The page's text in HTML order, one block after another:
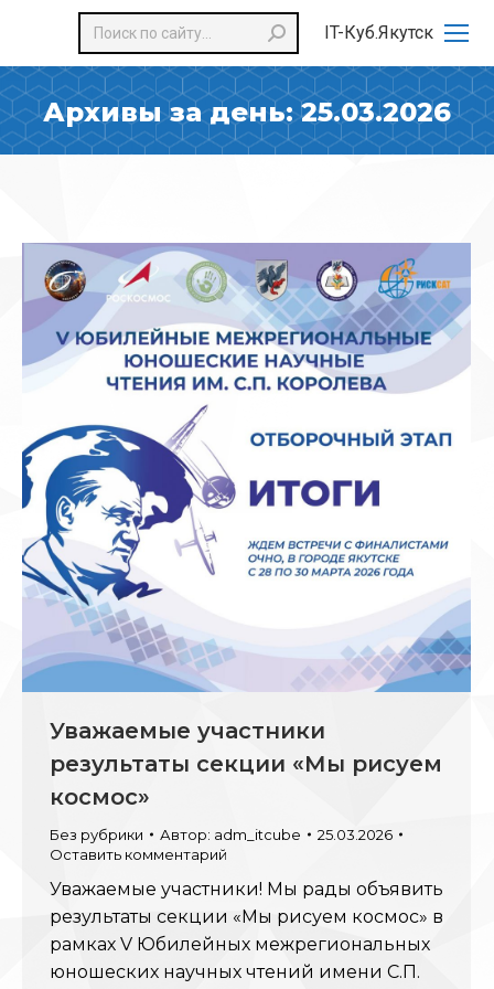
IT-Куб.Якутск
Поиск:
Архивы за день:25.03.2026
Уважаемые участники
результаты секции «Мы рисуем
космос»
Без рубрики Автор: adm_itcube
25.03.2026
Оставить комментарий
Уважаемые участники! Мы рады объявить
результаты секции «Мы рисуем космос» в
рамках V Юбилейных межрегиональных
юношеских научных чтений имени С.П.